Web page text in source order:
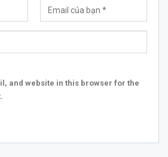
and website in this browser for the